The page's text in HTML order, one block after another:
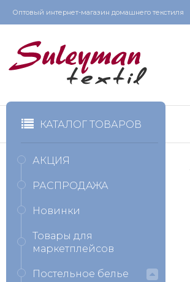
Оптовый интернет-магазин домашнего текстиля
КАТАЛОГ ТОВАРОВ
АКЦИЯ
РАСПРОДАЖА
Новинки
Товары для
маркетплейсов
Постельное белье